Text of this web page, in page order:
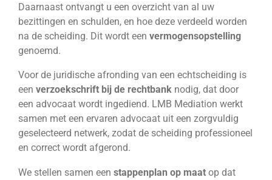
Daarnaast ontvangt u een overzicht van al uw
bezittingen en schulden, en hoe deze verdeeld worden
na de scheiding. Dit wordt een vermogensopstelling
genoemd.
Voor de juridische afronding van een echtscheiding is
een verzoekschrift bij de rechtbank nodig, dat door
een advocaat wordt ingediend. LMB Mediation werkt
samen met een ervaren advocaat uit een zorgvuldig
geselecteerd netwerk, zodat de scheiding professioneel
en correct wordt afgerond.
We stellen samen een stappenplan op maat op dat